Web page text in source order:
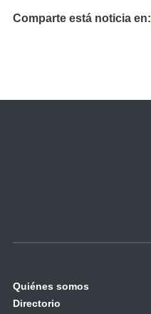
Comparte está noticia en:
Quiénes somos
Directorio